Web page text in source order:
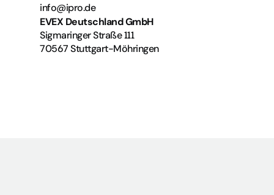
info@ipro.de
EVEX Deutschland GmbH
Sigmaringer Straße 111
70567 Stuttgart-Möhringen